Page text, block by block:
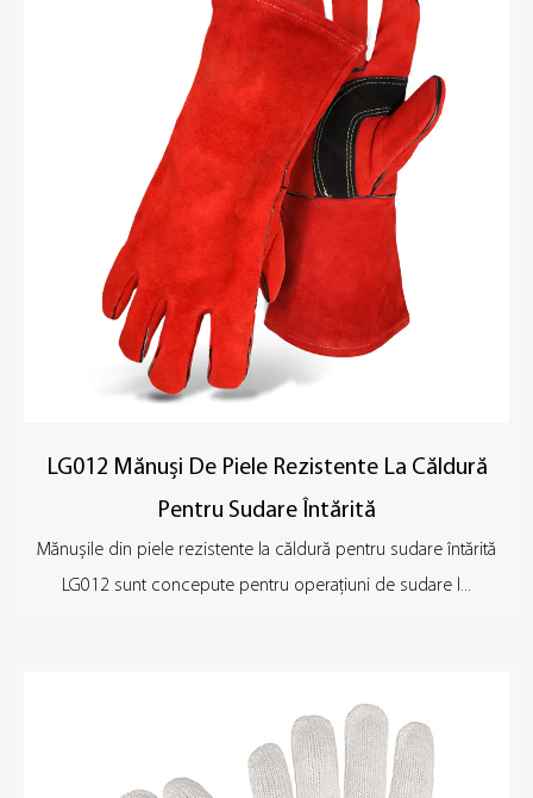
LG012 Mănuși De Piele Rezistente La Căldură
Pentru Sudare Întărită
Mănușile din piele rezistente la căldură pentru sudare întărită
LG012 sunt concepute pentru operațiuni de sudare l...